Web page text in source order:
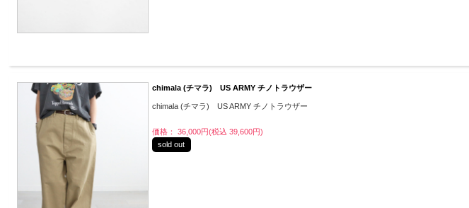
chimala (チマラ) US ARMY チノトラウザー
chimala (チマラ) US ARMY チノトラウザー
価格： 36,000円(税込 39,600円)
sold out